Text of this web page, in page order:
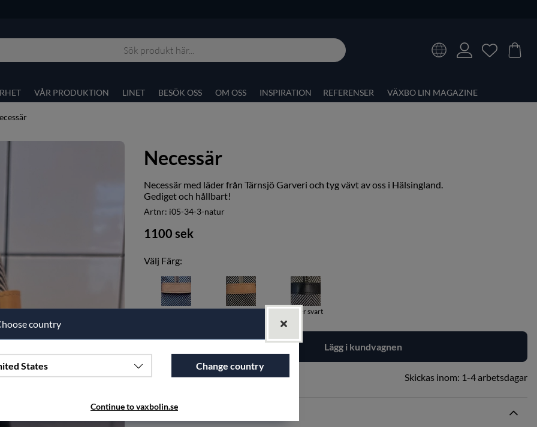
VÅR PRODUKTION LINET BESÖK OSS OM OSS INSPIRATION REFERENSER VÄXBO LIN MAGAZINE
Necessär
Necessär med läder från Tärnsjö Garveri och tyg vävt av oss i Hälsingland.
Gediget och hållbart!
Artnr: i05-34-3-natur
1100 sek
Välj Färg:
Blå, läder natur Läder natur Läder svart
Antal Lägg i kundvagnen
Lägg i önskelistan Skickas inom: 1-4 arbetsdagar
PRODUKTBESKRIVNING
country
States Change country
Continue to vaxbolin.se